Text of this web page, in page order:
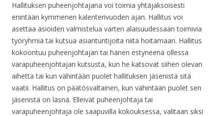
Hallituksen puheenjohtajana voi toimia yhtäjaksoisesti
enintään kymmenen kalenterivuoden ajan. Hallitus voi
asettaa asioiden valmistelua varten alaisuudessaan toimivia
työryhmiä tai kutsua asiantuntijoita niitä hoitamaan. Hallitus
kokoontuu puheenjohtajan tai hänen estyneenä ollessa
varapuheenjohtajan kutsusta, kun he katsovat siihen olevan
aihetta tai kun vähintään puolet hallituksen jäsenistä sitä
vaatii. Hallitus on päätösvaltainen, kun vähintään puolet sen
jäsenistä on läsnä. Elleivät puheenjohtaja tai
varapuheenjohtaja ole saapuvilla kokouksessa, valitaan siksi